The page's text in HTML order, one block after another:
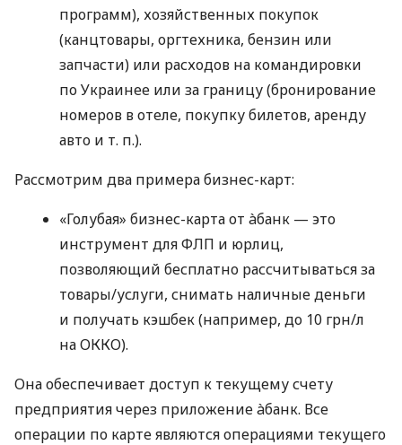
программ), хозяйственных покупок
(канцтовары, оргтехника, бензин или
запчасти) или расходов на командировки
по Украинее или за границу (бронирование
номеров в отеле, покупку билетов, аренду
авто и т. п.).
Рассмотрим два примера бизнес-карт:
«Голубая» бизнес-карта от àбанк — это
инструмент для ФЛП и юрлиц,
позволяющий бесплатно рассчитываться за
товары/услуги, снимать наличные деньги
и получать кэшбек (например, до 10 грн/л
на ОККО).
Она обеспечивает доступ к текущему счету
предприятия через приложение àбанк. Все
операции по карте являются операциями текущего